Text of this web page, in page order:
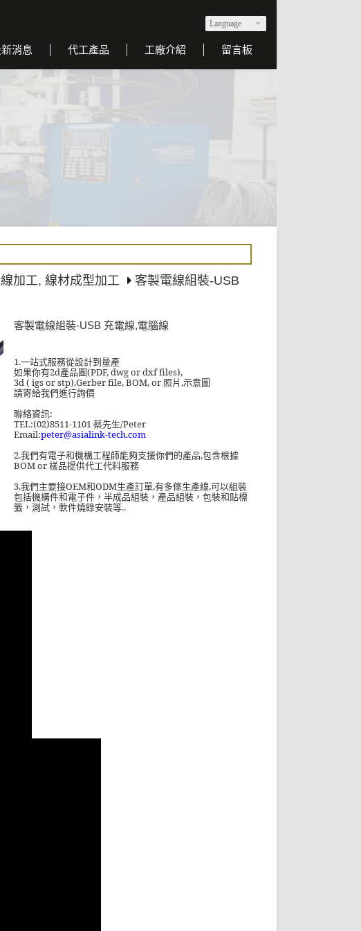
Language
消息 代工產品 工廠介紹 留言板
加工, 線材成型加工
客製電線組裝-USB
客製電線組裝-USB 充電線,電腦線
1.一站式服務從設計到量產
如果你有2d產品圖(PDF, dwg or dxf files),
3d ( igs or stp),Gerber file, BOM, or 照片,示意圖
請寄給我們進行詢價
聯絡資訊:
TEL:(02)8511-1101 蔡先生/Peter
Email:peter@asialink-tech.com
2.我們有電子和機構工程師能夠支援你們的產品,包含根據
BOM or樣品提供代工代料服務
3.我們主要接OEM和ODM生產訂單,有多條生產線,可以組裝
包括機構件和電子件，半成品組裝，產品組裝，包裝和貼標
籤，測試，軟件燒錄安裝等..